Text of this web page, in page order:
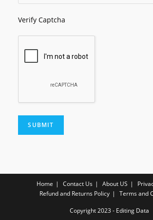
Verify Captcha
Home Contact Us About US
Refund and Returns Policy
Terms and
Copyright 2023 - Editing Data